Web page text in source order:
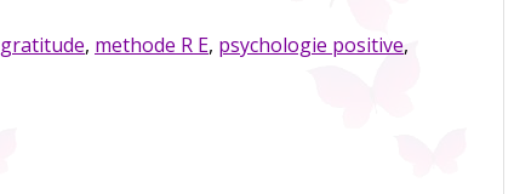
gratitude, methode R E, psychologie positive,